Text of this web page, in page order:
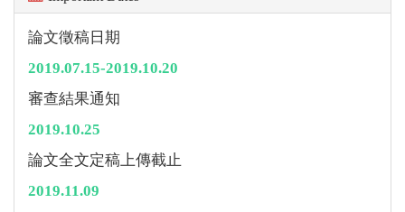
論文徵稿日期
2019.07.15-2019.10.20
審查結果通知
2019.10.25
論文全文定稿上傳截止
2019.11.09